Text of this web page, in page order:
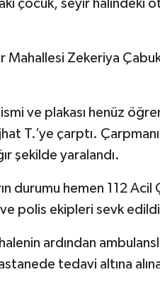
çocuk, seyir halindeki
Mahallesi Zekeriya
ve plakası henüz
T.’ye çarptı.
şekilde yaralandı.
durumu hemen 112 Acil
polis ekipleri sevk
ardından
tedavi altına